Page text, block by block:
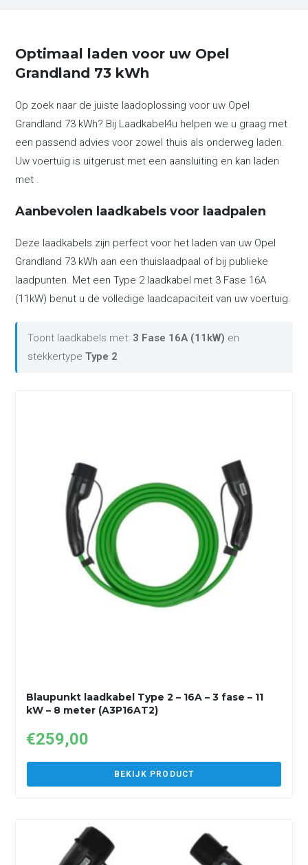
Optimaal laden voor uw Opel
Grandland 73 kWh
Op zoek naar de juiste laadoplossing voor uw Opel
Grandland 73 kWh? Bij Laadkabel4u helpen we u graag met
een passend advies voor zowel thuis als onderweg laden.
Uw voertuig is uitgerust met een aansluiting en kan laden
met .
Aanbevolen laadkabels voor laadpalen
Deze laadkabels zijn perfect voor het laden van uw Opel
Grandland 73 kWh aan een thuislaadpaal of bij publieke
laadpunten. Met een Type 2 laadkabel met 3 Fase 16A
(11kW) benut u de volledige laadcapaciteit van uw voertuig.
Toont laadkabels met: 3 Fase 16A (11kW) en
stekkertypeType 2
Blaupunkt laadkabel Type 2 – 16A – 3 fase – 11
kW – 8 meter (A3P16AT2)
€259,00
BEKIJK PRODUCT